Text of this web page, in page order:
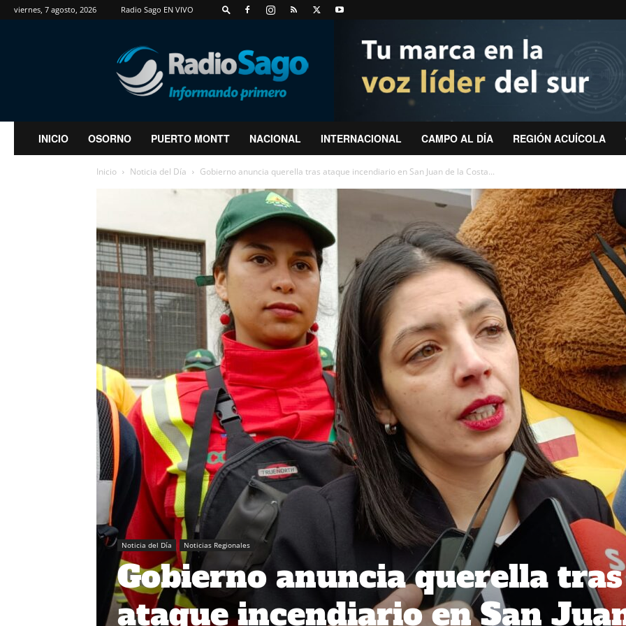
viernes, 7 agosto, 2026 Radio Sago EN VIVO
RadioSago
INICIO OSORNO PUERTO MONTT NACIONAL INTERNACIONAL CAMPO AL DÍA REGIÓN ACUÍCOLA
Inicio Noticia del Día Gobierno anuncia querella tras ataque incendiario en San Juan de la Costa...
Noticia del Día Noticias Regionales
Gobierno anuncia querella tras
ataque incendiario en San